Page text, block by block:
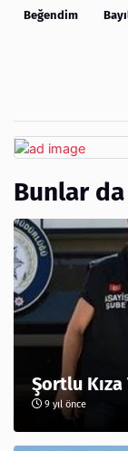
Beğendim
Bunlar
Şortlu
9 yıl önce